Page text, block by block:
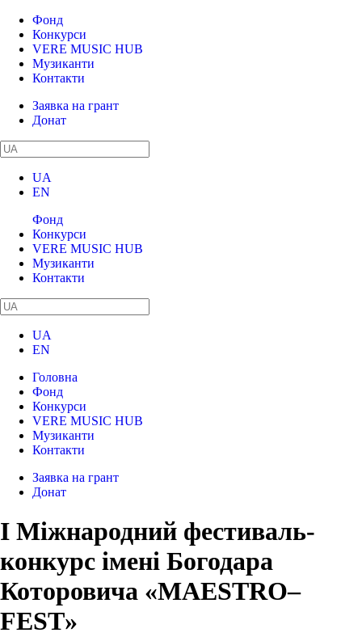
Фонд
Конкурси
VERE MUSIC HUB
Музиканти
Контакти
Заявка на грант
Донат
UA
EN
Фонд
Конкурси
VERE MUSIC HUB
Музиканти
Контакти
UA
EN
Головна
Фонд
Конкурси
VERE MUSIC HUB
Музиканти
Контакти
Заявка на грант
Донат
І Міжнародний фестиваль-
конкурс імені Богодара
Которовича «MAESTRO–
FEST»